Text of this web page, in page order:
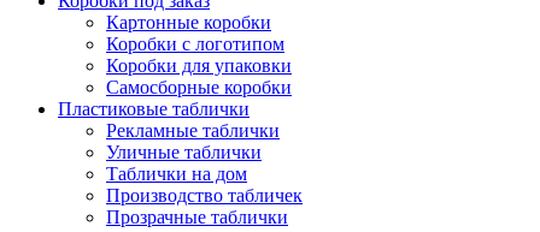
Картонные коробки
Коробки с логотипом
Коробки для упаковки
Самосборные коробки
Пластиковые таблички
Рекламные таблички
Уличные таблички
Таблички на дом
Производство табличек
Прозрачные таблички